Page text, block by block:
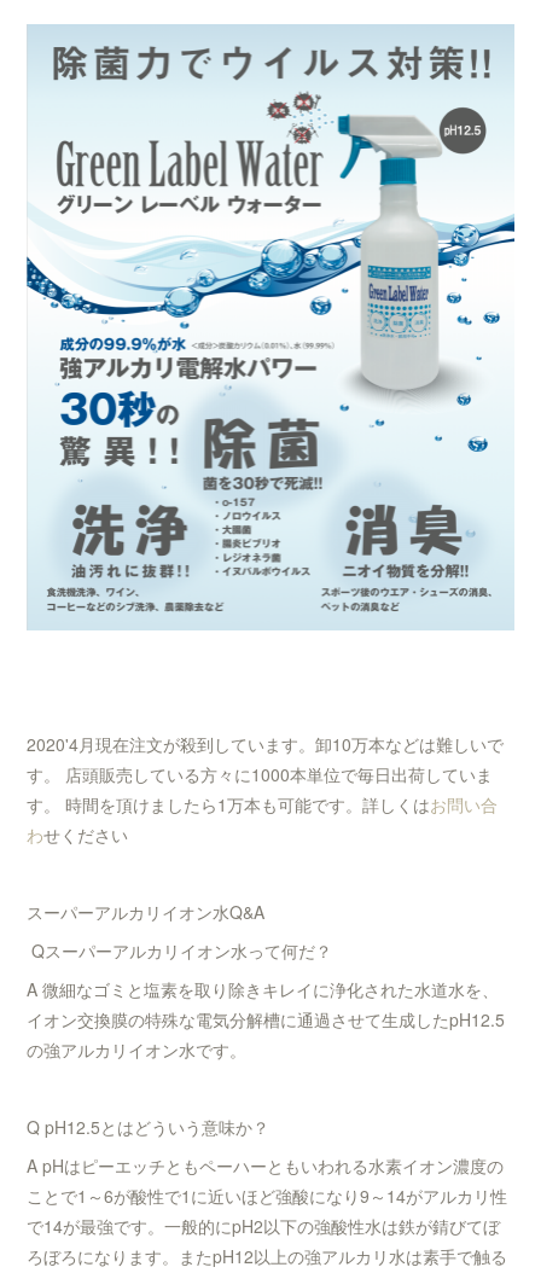
2020'4月現在注文が殺到しています。卸10万本などは難しいで
す。 店頭販売している方々に1000本単位で毎日出荷していま
す。 時間を頂けましたら1万本も可能です。詳しくはお問い合
わせください
スーパーアルカリイオン水Q&A
Qスーパーアルカリイオン水って何だ？
A 微細なゴミと塩素を取り除きキレイに浄化された水道水を、
イオン交換膜の特殊な電気分解槽に通過させて生成したpH12.5
の強アルカリイオン水です。
Q pH12.5とはどういう意味か？
A pHはピーエッチともペーハーともいわれる水素イオン濃度の
ことで1～6が酸性で1に近いほど強酸になり9～14がアルカリ性
で14が最強です。一般的にpH2以下の強酸性水は鉄が錆びてぼ
ろぼろになります。またpH12以上の強アルカリ水は素手で触る